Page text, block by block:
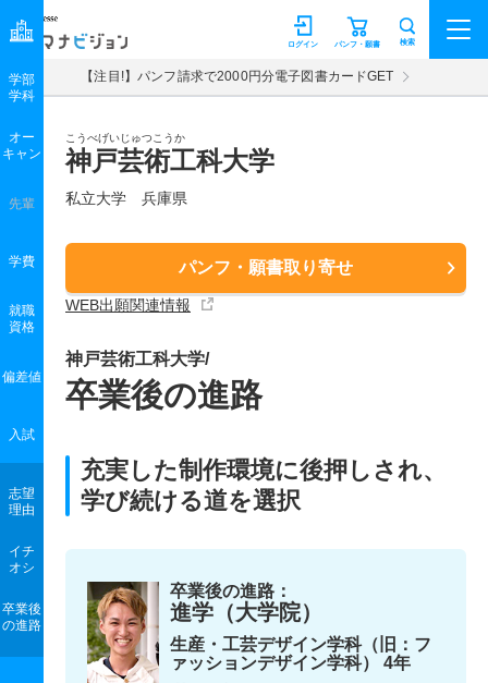
マナビジョン パンフ・願書
ログイン 検索
【注目!】パンフ請求で2000円分電子図書カードGET
こうべげいじゅつこうか
神戸芸術工科大学
私立大学 兵庫県
パンフ・願書取り寄せ
WEB出願関連情報
学部
学科
オー
キャン
先輩
学費
就職
資格
偏差値
入試
志望
理由
イチ
オシ
卒業後
の進路
神戸芸術工科大学/
卒業後の進路
充実した制作環境に後押しされ、
学び続ける道を選択
卒業後の進路：
進学（大学院）
生産・工芸デザイン学科（旧：フ
ァッションデザイン学科） 4年